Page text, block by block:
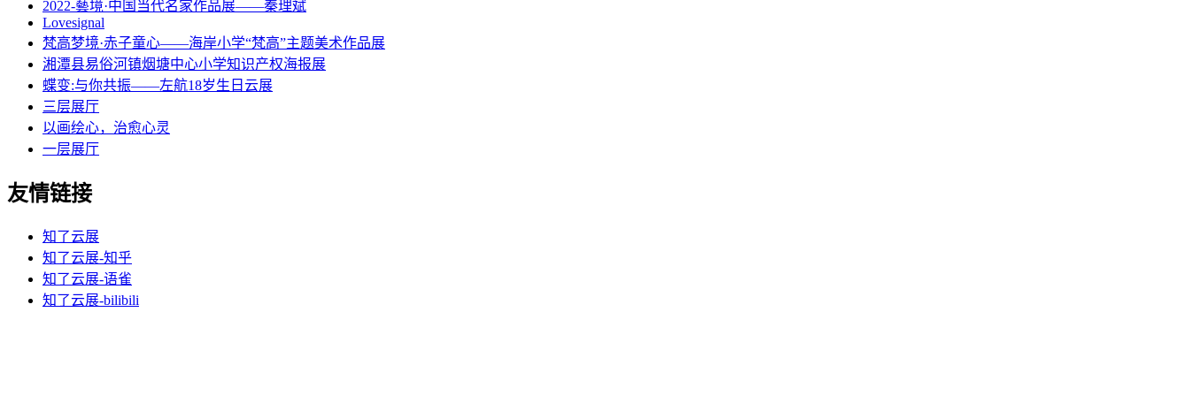
2022-藝境·中国当代名家作品展——秦理斌
Lovesignal
梵高梦境·赤子童心——海岸小学“梵高”主题美术作品展
湘潭县易俗河镇烟塘中心小学知识产权海报展
蝶变:与你共振——左航18岁生日云展
三层展厅
以画绘心，治愈心灵
一层展厅
友情链接
知了云展
知了云展-知乎
知了云展-语雀
知了云展-bilibili